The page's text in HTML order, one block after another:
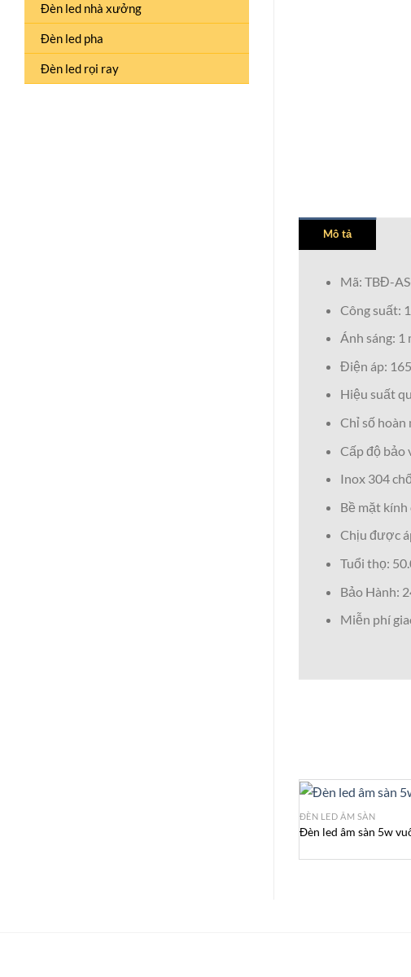
Đèn led nhà xưởng
Đèn led pha
Đèn led rọi ray
Mô tả
Mã: TBĐ-
Công suất:
Ánh sáng: 1
Điện áp:
Hiệu suất
Chỉ số hoàn
Cấp độ bảo
Inox 304
Bề mặt
Chịu được
Tuổi thọ:
Bảo Hành:
Miễn phí
ĐÈN LED ÂM SÀN
Đèn led âm sàn 5w